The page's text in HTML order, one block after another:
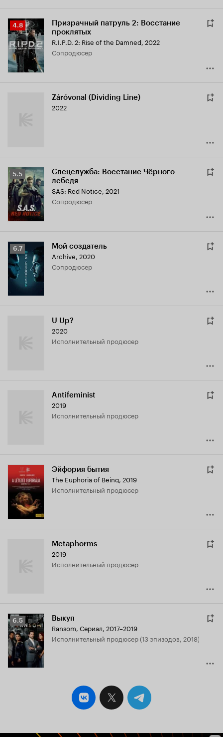
Рейтинг
Кинопоиска
4.8
4.8
Призрачный патруль 2: Восстание
проклятых
R.I.P.D. 2: Rise of the Damned, 2022
сопродюсер
Záróvonal (Dividing Line)
2022
Рейтинг
Кинопоиска
5.5
5.5
Спецслужба: Восстание Чёрного
лебедя
SAS: Red Notice, 2021
сопродюсер
Рейтинг
Кинопоиска
6.7
6.7 Мой создатель
Archive, 2020
сопродюсер
U Up?
2020
исполнительный продюсер
Antifeminist
2019
исполнительный продюсер
Эйфория бытия
The Euphoria of Being, 2019
исполнительный продюсер
Metaphorms
2019
исполнительный продюсер
Рейтинг
Кинопоиска
6.5
6.5 Выкуп
Ransom, Сериал, 2017–2019
исполнительный продюсер (13 эпизодов, 2018)